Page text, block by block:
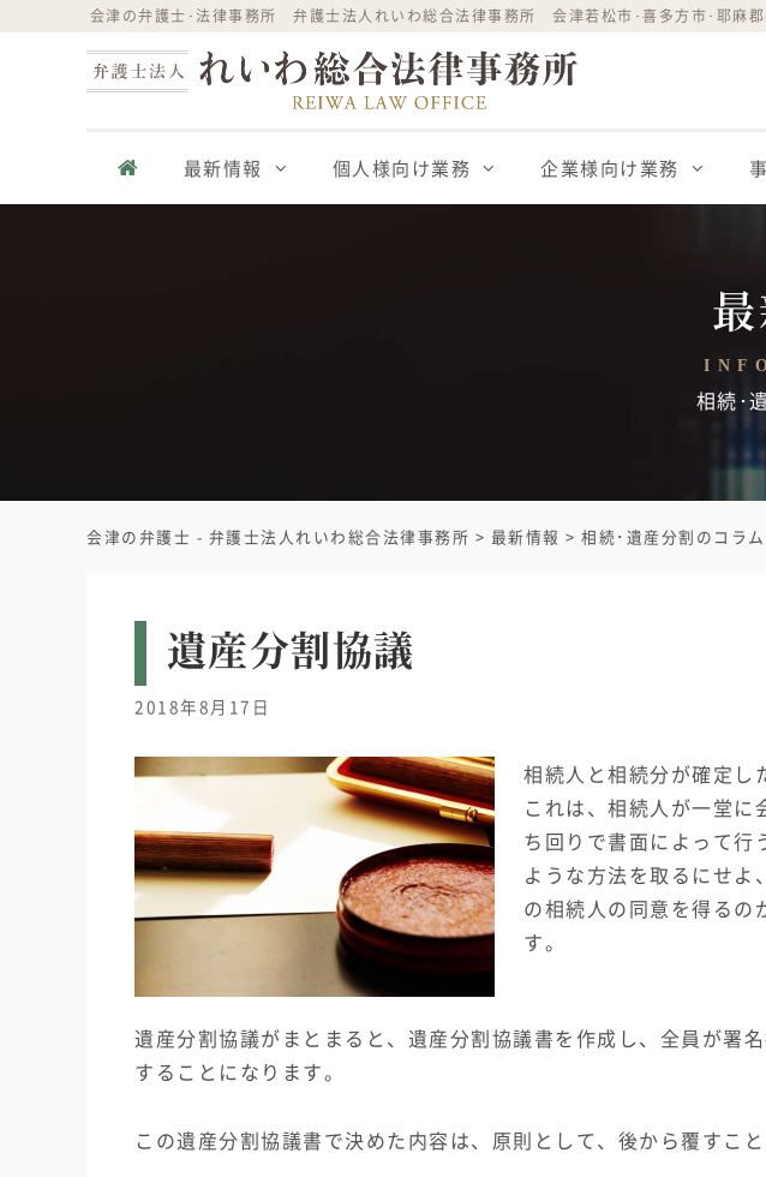
会津の弁護士･法律事務所 弁護士法人れいわ総合法律事務所 会津若松市･喜多方市･耶麻
最新情報 個人様向け業務 企業様向け業務
相続･
会津の弁護士 - 弁護士法人れいわ総合法律事務所 > 最新情報 > 相続･遺産分割のコラム
遺産分割協議
2018年8月17日
相続人と相続分が確定し
これは、相続人が一堂に
ち回りで書面によって行
ような方法を取るにせよ
の相続人の同意を得るの
す。
遺産分割協議がまとまると、遺産分割協議書を作成し、全員が署
することになります。
この遺産分割協議書で決めた内容は、原則として、後から覆すこと